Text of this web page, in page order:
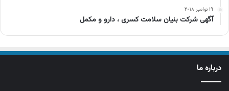
۱۹ نوامبر ۲۰۱۸
آگهی شرکت بنیان سلامت کسری ، دارو و مکمل
درباره ما